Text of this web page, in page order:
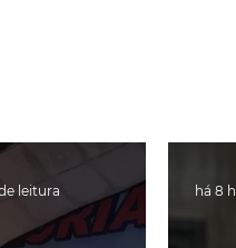
leitura há 8